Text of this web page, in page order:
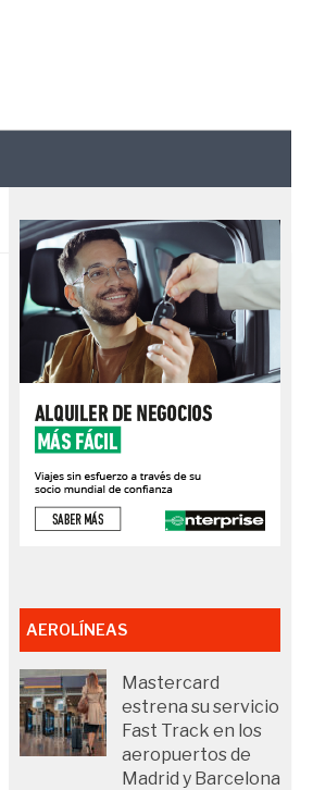
AEROLÍNEAS
Mastercard
estrena su servicio
Fast Track en los
aeropuertos de
Madrid y Barcelona